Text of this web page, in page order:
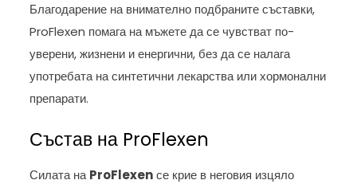
Благодарение на внимателно подбраните съставки,
ProFlexen помага на мъжете да се чувстват по-
уверени, жизнени и енергични, без да се налага
употребата на синтетични лекарства или хормонални
препарати.
Състав на ProFlexen
Силата наProFlexenсе крие в неговия изцяло